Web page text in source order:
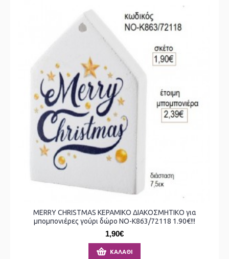
MERRY CHRISTMAS ΚΕΡΑΜΙΚΟ ΔΙΑΚΟΣΜΗΤΙΚΟ για
μπομπονιέρες γούρι δώρο ΝΟ-Κ863/72118 1.90€!!!
1,90€
ΚΑΛΆΘΙ